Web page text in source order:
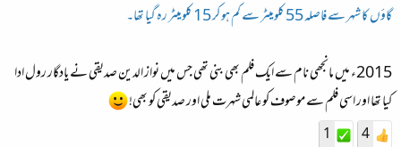
گاؤں کا شہر سے فاصلہ 55 کلومیٹر سے کم ہو کر 15 کلومیٹر رہ گیا تھا۔
2015ء میں مانجھی نام سے ایک فلم بھی بنی تھی جس میں نواز الدین صدیقی نے یادگار رول ادا
کیا تھا اور اسی فلم سے موصوف کو عالمی شہرت ملی اور صدیقی کو بھی!
4
1